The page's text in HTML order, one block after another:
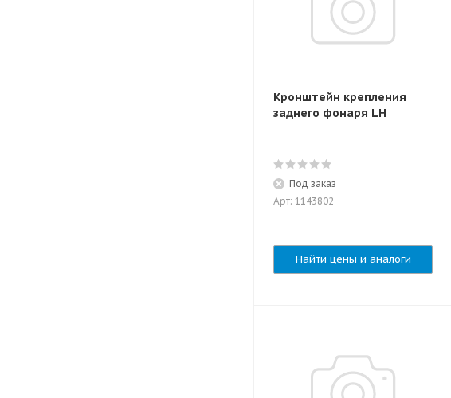
Кронштейн крепления
заднего фонаря LH
Под заказ
Арт: 1143802
Найти цены и аналоги